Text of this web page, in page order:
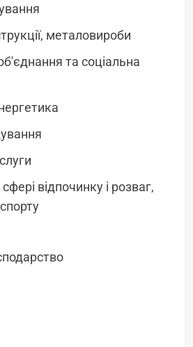
металовироби
та соціальна
відпочинку і розваг,